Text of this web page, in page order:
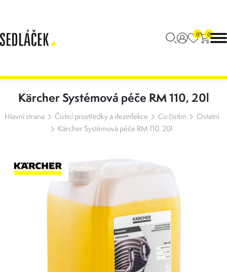
0 0
Kärcher Systémová péče RM 110, 20l
Hlavní strana Čisticí prostředky a dezinfekce Co čistím
Ostatní
Kärcher Systémová péče RM 110, 20l